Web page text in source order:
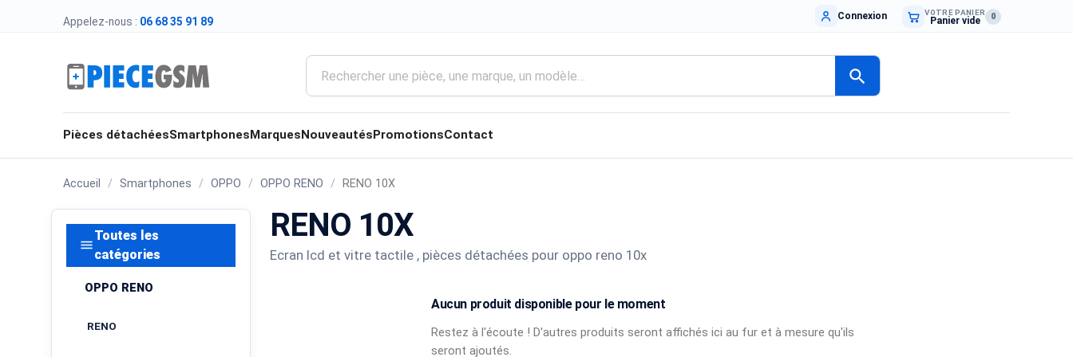
Appelez-nous : 06 68 35 91 89 Connexion VOTRE PANIER
Panier vide 0
search
Pièces détachéesSmartphones Marques Nouveautés PromotionsContact
Accueil Smartphones OPPO OPPO RENO RENO 10X
menu
Toutes les
catégories
OPPO RENO
RENO
RENO 10X
Ecran lcd et vitre tactile , pièces détachées pour oppo reno 10x
Aucun produit disponible pour le moment
Restez à l'écoute ! D'autres produits seront affichés ici au fur et à mesure qu'ils
seront ajoutés.